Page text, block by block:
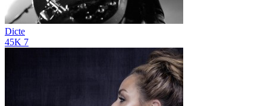
Dicte
45K 7